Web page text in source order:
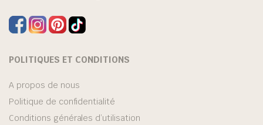
POLITIQUES ET CONDITIONS
A propos de nous
Politique de confidentialité
Conditions générales d’utilisation